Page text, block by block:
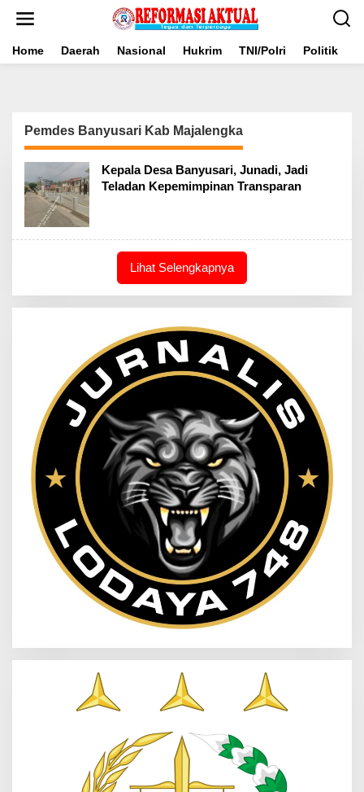
Home Daerah Nasional Hukrim TNI/Polri Politik
Pemdes Banyusari Kab Majalengka
Kepala Desa Banyusari, Junadi, Jadi
Teladan Kepemimpinan Transparan
Lihat Selengkapnya